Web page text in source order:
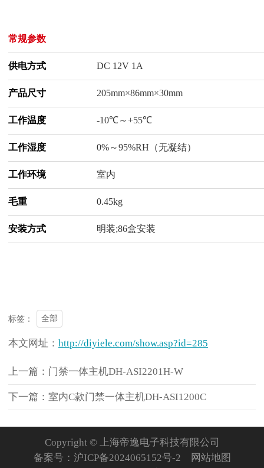
常规参数
供电方式 DC 12V 1A
产品尺寸 205mm×86mm×30mm
工作温度 -10℃～+55℃
工作湿度 0%～95%RH（无凝结）
工作环境 室内
毛重 0.45kg
安装方式 明装;86盒安装
标签： 全部
本文网址： http://diyiele.com/show.asp?id=285
上一篇：门禁一体主机DH-ASI2201H-W
下一篇：室内C款门禁一体主机DH-ASI1200C
Copyright © 上海帝逸电子科技有限公司
备案号： 沪ICP备2024065152号-2
网站地图